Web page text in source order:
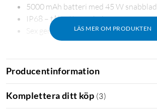
LÄS MER OM PRODUKTEN
5000 mAh batteri med 45 W
IP68 – tål vatten och damm
Sex generationer OS-uppdateringar
Stor skärm med skarp bild
Den 6,7 tum stora skärmen med Super
Producentinformation
Komplettera ditt köp (3)